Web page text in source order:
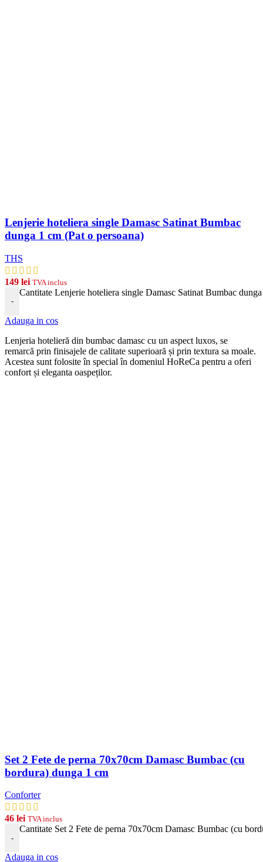
Lenjerie hoteliera single Damasc Satinat Bumbac
dunga 1 cm (Pat o persoana)
THS
149 lei TVA inclus
-
Cantitate Lenjerie hoteliera single Damasc Satinat Bumbac
Adauga in cos
Lenjeria hotelieră din bumbac damasc cu un aspect luxos, se
remarcă prin finisajele de calitate superioară și prin textura sa moale.
Acestea sunt folosite în special în domeniul HoReCa pentru a oferi
confort și eleganta oaspeților.
Set 2 Fete de perna 70x70cm Damasc Bumbac (cu
bordura) dunga 1 cm
Conforter
46 lei TVA inclus
-
Cantitate Set 2 Fete de perna 70x70cm Damasc Bumbac (cu
Adauga in cos